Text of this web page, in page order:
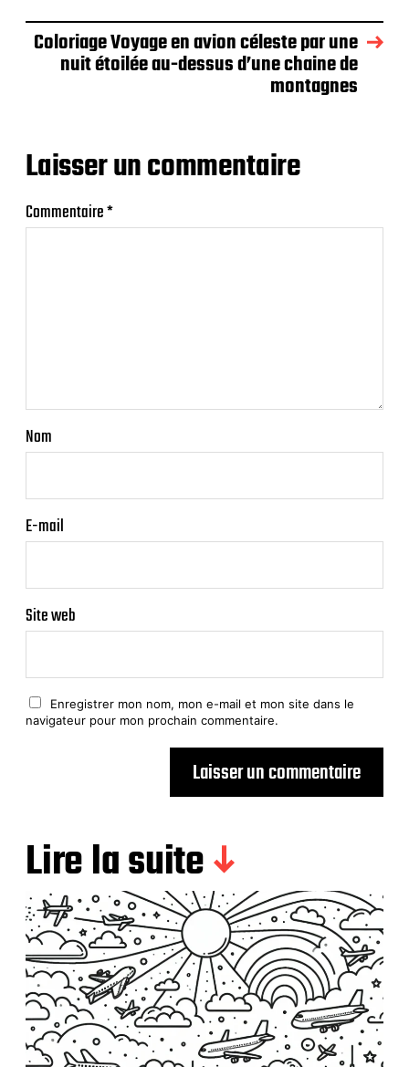
Coloriage Voyage en avion céleste par une
nuit étoilée au-dessus d’une chaine de
montagnes
Laisser un commentaire
Commentaire*
Nom
E-mail
Site web
Enregistrer mon nom, mon e-mail et mon site dans le
navigateur pour mon prochain commentaire.
Lire la suite